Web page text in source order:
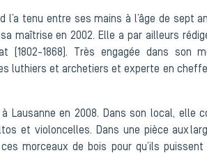
l’a tenu entre ses mains à l’âge de sept
maîtrise en 2002. Elle a par ailleurs
(1802-1868). Très engagée dans son
luthiers et archetiers et experte en
Lausanne en 2008. Dans son local, elle
et violoncelles. Dans une pièce aux
morceaux de bois pour qu’ils puissent